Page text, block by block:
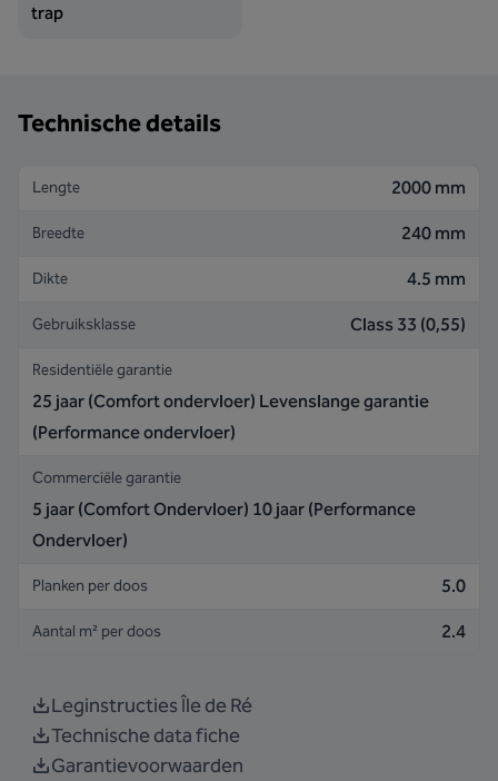
trap
Technische details
Lengte 2000 mm
Breedte 240 mm
Dikte 4.5 mm
Gebruiksklasse Class 33 (0,55)
Residentiële garantie
25 jaar (Comfort ondervloer) Levenslange garantie
(Performance ondervloer)
Commerciële garantie
5 jaar (Comfort Ondervloer) 10 jaar (Performance
Ondervloer)
Planken per doos 5.0
Aantal m² per doos 2.4
Leginstructies Île de Ré
Technische data fiche
Garantievoorwaarden